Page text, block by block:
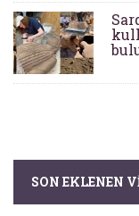
SON EKLENEN